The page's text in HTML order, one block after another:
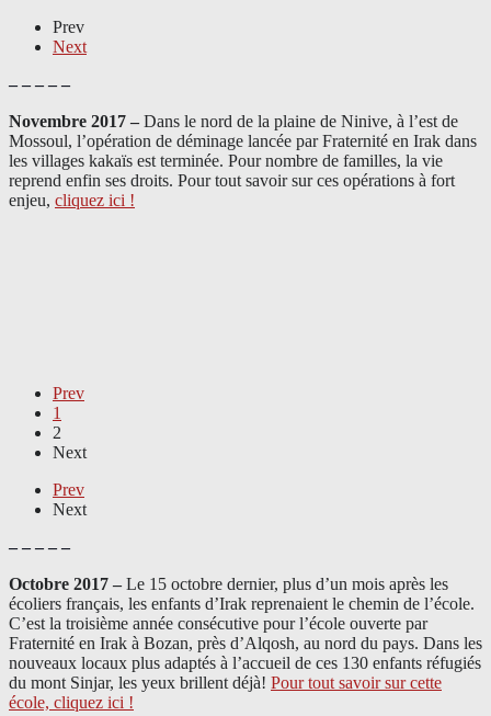
Prev
Next
– – – – –
Novembre 2017 – Dans le nord de la plaine de Ninive, à l’est de
Mossoul, l’opération de déminage lancée par Fraternité en Irak dans
les villages kakaïs est terminée. Pour nombre de familles, la vie
reprend enfin ses droits. Pour tout savoir sur ces opérations à fort
enjeu, cliquez ici !
Prev
1
2
Next
Prev
Next
– – – – –
Octobre 2017 – Le 15 octobre dernier, plus d’un mois après les
écoliers français, les enfants d’Irak reprenaient le chemin de l’école.
C’est la troisième année consécutive pour l’école ouverte par
Fraternité en Irak à Bozan, près d’Alqosh, au nord du pays. Dans les
nouveaux locaux plus adaptés à l’accueil de ces 130 enfants réfugiés
du mont Sinjar, les yeux brillent déjà! Pour tout savoir sur cette
école, cliquez ici !